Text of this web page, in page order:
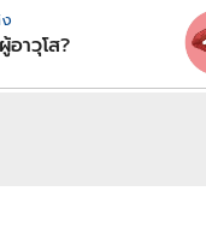
าวุโส?